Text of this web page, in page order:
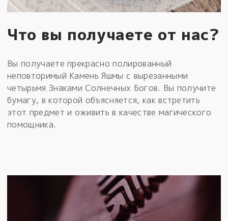
Что вы получаете от нас?
Вы получаете прекрасно полированный
неповторимый Камень Яшмы с вырезанными
четырьмя Знаками Солнечных Богов. Вы получите
бумагу, в которой объясняется, как встретить
этот предмет и оживить в качестве магического
помощника.